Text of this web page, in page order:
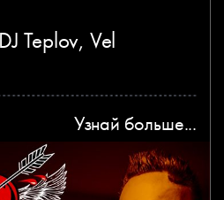
Teplov, Vel
Узнай больше...